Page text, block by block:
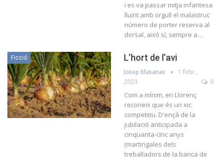
i es va passar mitja infantesa
lluint amb orgull el malastruc
número de porter reserva al
dorsal, això sí, sempre a…
Ficció L’hort de l’avi
Josep Masanas
1 febr.,
2023
0
Com a mínim, en Llorenç
reconeix que és un xic
competitiu. D'ençà de la
jubilació anticipada a
cinquanta-cinc anys
(martingales dels
treballadors de la banca de